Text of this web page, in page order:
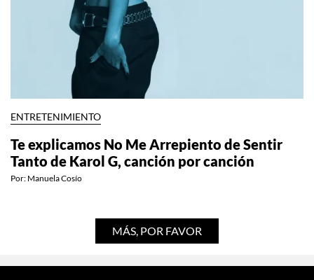
ENTRETENIMIENTO
Te explicamos No Me Arrepiento de Sentir
Tanto de Karol G, canción por canción
Por: Manuela Cosío
MÁS, POR FAVOR